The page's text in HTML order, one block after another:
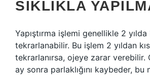
SIKLIKLA
Yapıştırma işlemi genellikle 2
tekrarlanabilir. Bu işlem 2 yıldan
tekrarlanırsa, ojeye zarar verebilir.
ay sonra parlaklığını kaybeder, bu